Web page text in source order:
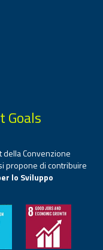
Goals
della Convenzione
propone di contribuire
lo Sviluppo